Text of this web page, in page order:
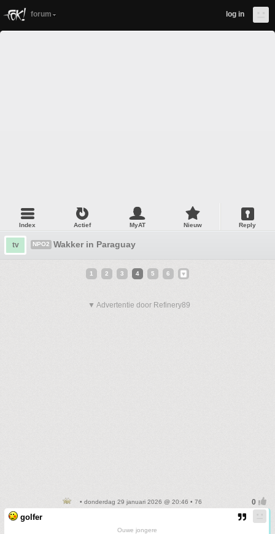
forum log in
Index Actief MyAT Nieuw Reply
tv NPO2 Wakker in Paraguay
1 2 3 4 5 6
▼ Advertentie door Refinery89
• donderdag 29 januari 2026 @ 20:46 • 76
golfer
Ouwe jongere